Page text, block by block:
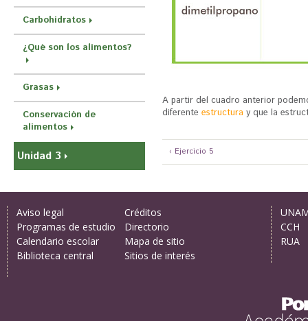
A partir del cuadro anterior
diferenteestructura y que la
‹ Ejercicio 5
Carbohidratos
¿Qué son los alimentos?
Grasas
Conservación de
alimentos
Unidad 3
Aviso legal
Programas de estudio
Calendario escolar
Biblioteca central
Créditos
Directorio
Mapa de sitio
Sitios de interés
CCH
RUA